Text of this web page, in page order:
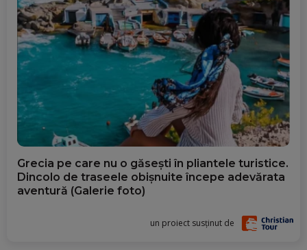
Grecia pe care nu o găsești în pliantele turistice.
Dincolo de traseele obișnuite începe adevărata
aventură (Galerie foto)
un proiect susținut de